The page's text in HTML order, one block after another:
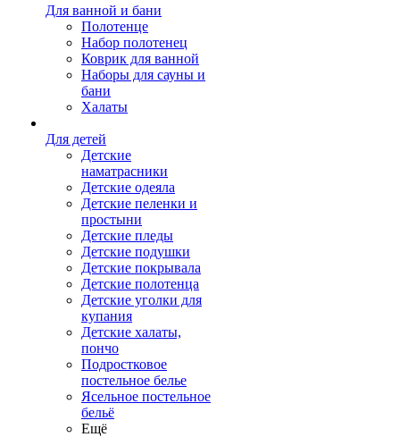
Для ванной и бани
Полотенце
Набор полотенец
Коврик для ванной
Наборы для сауны и
бани
Халаты
Для детей
Детские
наматрасники
Детские одеяла
Детские пеленки и
простыни
Детские пледы
Детские подушки
Детские покрывала
Детские полотенца
Детские уголки для
купания
Детские халаты,
пончо
Подростковое
постельное белье
Ясельное постельное
бельё
Ещё